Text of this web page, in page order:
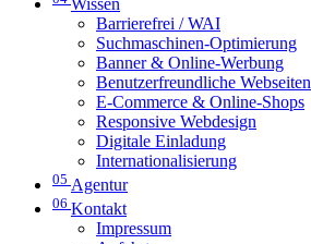
Barrierefrei / WAI
Suchmaschinen-Optimierung
Banner & Online-Werbung
Benutzerfreundliche Webseiten
E-Commerce & Online-Shops
Responsive Webdesign
Digitale Einladung
Internationalisierung
05 Agentur
06 Kontakt
Impressum